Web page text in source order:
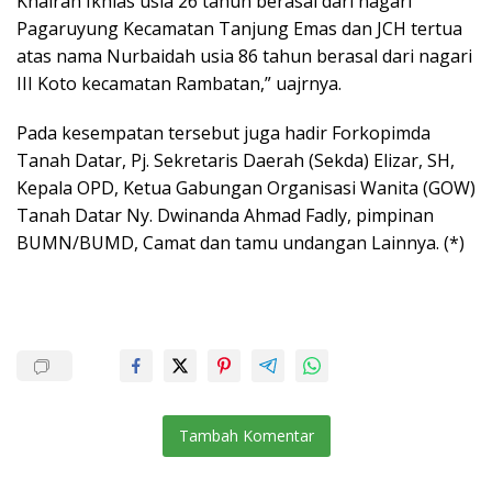
Pagaruyung Kecamatan Tanjung Emas dan JCH tertua
atas nama Nurbaidah usia 86 tahun berasal dari nagari
III Koto kecamatan Rambatan,” uajrnya.
Pada kesempatan tersebut juga hadir Forkopimda
Tanah Datar, Pj. Sekretaris Daerah (Sekda) Elizar, SH,
Kepala OPD, Ketua Gabungan Organisasi Wanita (GOW)
Tanah Datar Ny. Dwinanda Ahmad Fadly, pimpinan
BUMN/BUMD, Camat dan tamu undangan Lainnya. (*)
Tambah Komentar